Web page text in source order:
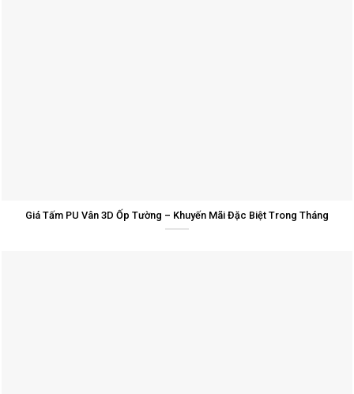
Giá Tấm PU Vân 3D Ốp Tường – Khuyến Mãi Đặc Biệt Trong Tháng